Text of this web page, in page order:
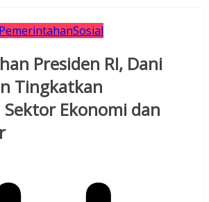
PemerintahanSosial
Presiden RI, Dani
Tingkatkan
Sektor Ekonomi dan